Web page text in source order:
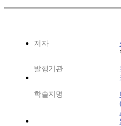
저자
발행기관
학술지명